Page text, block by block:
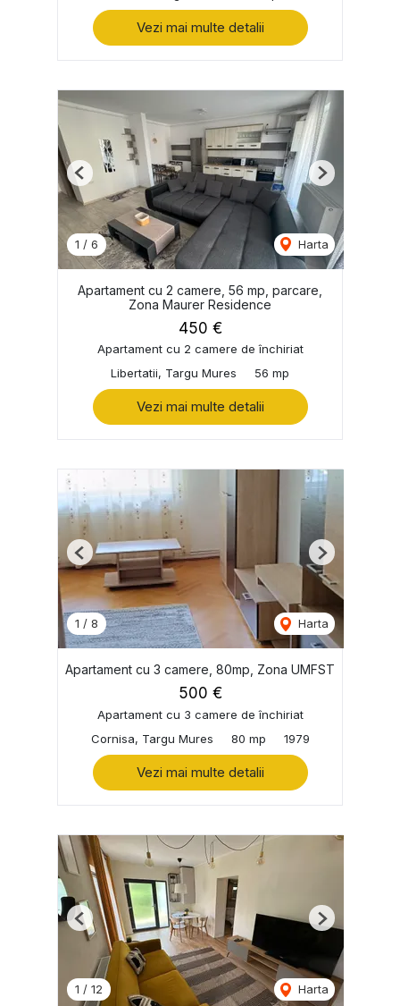
Vezi mai multe detalii
1 / 6 Harta
Previous Next
Apartament cu 2 camere, 56 mp, parcare,
Zona Maurer Residence
450 €
Apartament cu 2 camere de închiriat
Libertatii, Targu Mures
56 mp
Vezi mai multe detalii
1 / 8 Harta
Previous Next
Apartament cu 3 camere, 80mp, Zona UMFST
500 €
Apartament cu 3 camere de închiriat
Cornisa, Targu Mures
80 mp 1979
Vezi mai multe detalii
1 / 12 Harta
Previous Next